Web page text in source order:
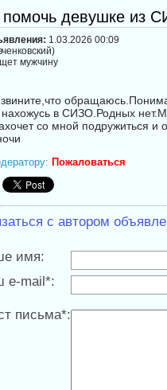
помочь девушке из
1.03.2026 00:09
мужчину
в СИЗО.Родных
со мной подружиться и
Пожаловаться
с автором
имя:
e-mail*:
письма*: